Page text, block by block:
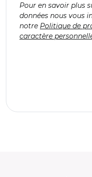
Pour en savoir plus
données nous vous
notre Politique de
caractère